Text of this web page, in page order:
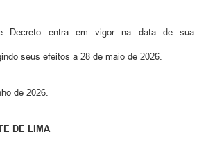
Decreto entra em vigor na data de sua
seus efeitos a 28 de maio de 2026.
de 2026.
DE LIMA